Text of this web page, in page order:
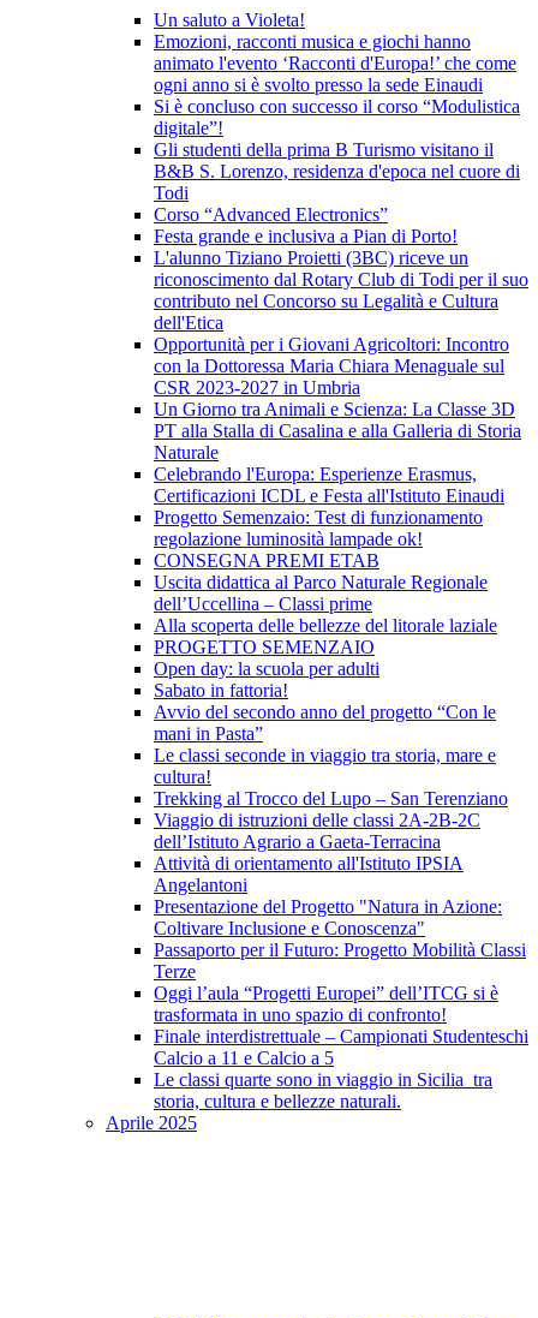
Un saluto a Violeta!
Emozioni, racconti musica e giochi hanno
animato l'evento ‘Racconti d'Europa!’ che come
ogni anno si è svolto presso la sede Einaudi
Si è concluso con successo il corso “Modulistica
digitale”!
Gli studenti della prima B Turismo visitano il
B&B S. Lorenzo, residenza d'epoca nel cuore di
Todi
Corso “Advanced Electronics”
Festa grande e inclusiva a Pian di Porto!
L'alunno Tiziano Proietti (3BC) riceve un
riconoscimento dal Rotary Club di Todi per il suo
contributo nel Concorso su Legalità e Cultura
dell'Etica
Opportunità per i Giovani Agricoltori: Incontro
con la Dottoressa Maria Chiara Menaguale sul
CSR 2023-2027 in Umbria
Un Giorno tra Animali e Scienza: La Classe 3D
PT alla Stalla di Casalina e alla Galleria di Storia
Naturale
Celebrando l'Europa: Esperienze Erasmus,
Certificazioni ICDL e Festa all'Istituto Einaudi
Progetto Semenzaio: Test di funzionamento
regolazione luminosità lampade ok!
CONSEGNA PREMI ETAB
Uscita didattica al Parco Naturale Regionale
dell’Uccellina – Classi prime
Alla scoperta delle bellezze del litorale laziale
PROGETTO SEMENZAIO
Open day: la scuola per adulti
Sabato in fattoria!
Avvio del secondo anno del progetto “Con le
mani in Pasta”
Le classi seconde in viaggio tra storia, mare e
cultura!
Trekking al Trocco del Lupo – San Terenziano
Viaggio di istruzioni delle classi 2A-2B-2C
dell’Istituto Agrario a Gaeta-Terracina
Attività di orientamento all'Istituto IPSIA
Angelantoni
Presentazione del Progetto "Natura in Azione:
Coltivare Inclusione e Conoscenza"
Passaporto per il Futuro: Progetto Mobilità Classi
Terze
Oggi l’aula “Progetti Europei” dell’ITCG si è
trasformata in uno spazio di confronto!
Finale interdistrettuale – Campionati Studenteschi
Calcio a 11 e Calcio a 5
Le classi quarte sono in viaggio in Sicilia tra
storia, cultura e bellezze naturali.
Aprile 2025